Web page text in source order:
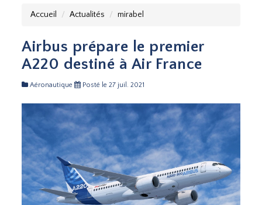
Accueil Actualités mirabel
Airbus prépare le premier
A220 destiné à Air France
Aéronautique Posté le 27 juil. 2021